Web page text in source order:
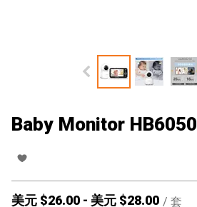
Baby Monitor HB6050
美元 $26.00 - 美元 $28.00 / 套